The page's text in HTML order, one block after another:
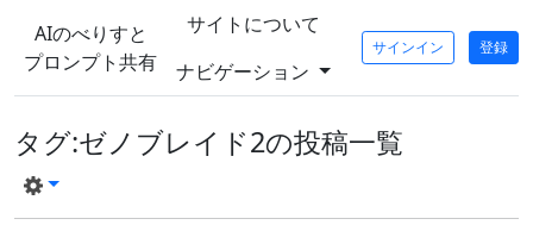
AIのべりすと
プロンプト共有
サイトについて
ナビゲーション
サインイン 登録
タグ:ゼノブレイド2の投稿一覧